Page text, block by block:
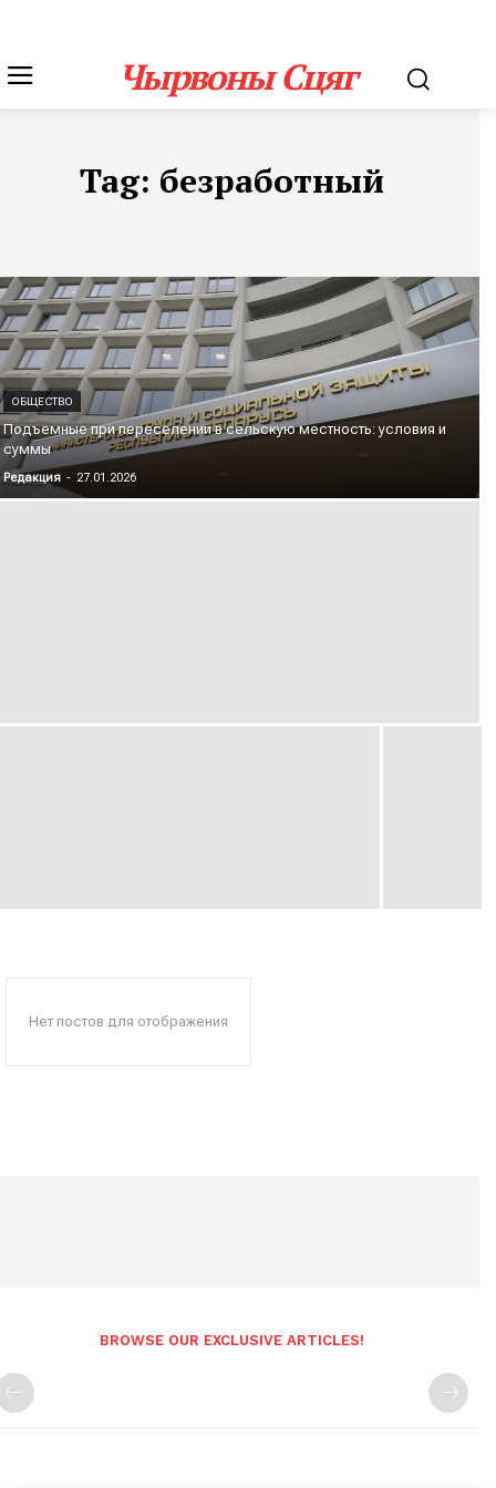
Чырвоны Сцяг
Tag: безработный
ОБЩЕСТВО
Подъемные при переселении в сельскую местность: условия и
суммы
Редакция - 27.01.2026
Нет постов для отображения
BROWSE OUR EXCLUSIVE ARTICLES!